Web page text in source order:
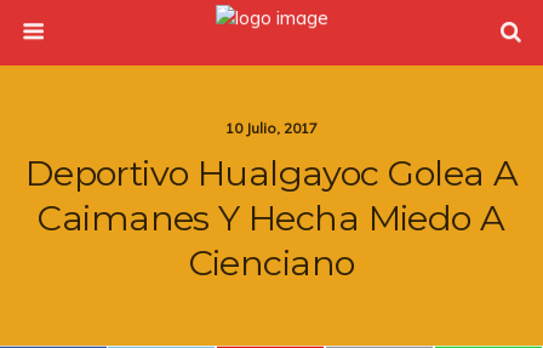
10 Julio, 2017
Deportivo Hualgayoc Golea A
Caimanes Y Hecha Miedo A
Cienciano